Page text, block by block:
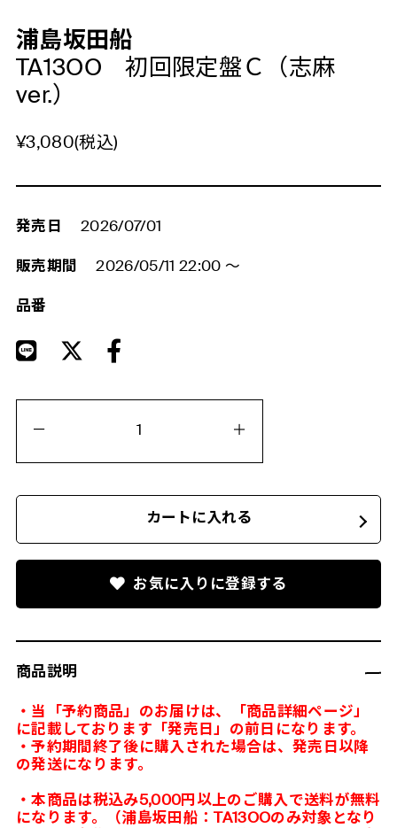
浦島坂田船
TA13OO 初回限定盤Ｃ（志麻
ver.）
¥3,080(税込)
発売日 2026/07/01
販売期間 2026/05/11 22:00 ～
品番
カートに入れる
お気に入りに登録する
商品説明
・当「予約商品」のお届けは、「商品詳細ページ」
に記載しております「発売日」の前日になります。
・予約期間終了後に購入された場合は、発売日以降
の発送になります。
・本商品は税込み5,000円以上のご購入で送料が無料
になります。（浦島坂田船：TA13OOのみ対象となり